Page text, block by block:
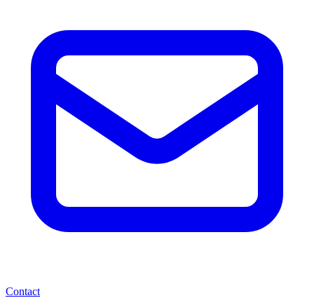
Contact